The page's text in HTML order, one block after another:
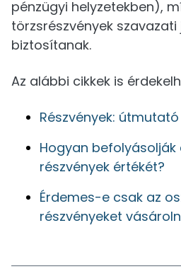
pénzügyi helyzetekben),
törzsrészvények
biztosítanak.
Az alábbi cikkek is
Részvények:
Hogyan befolyásolják
részvények értékét?
Érdemes-e csak az
részvényeket